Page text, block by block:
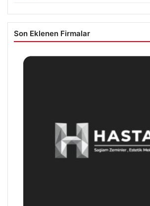
Son Eklenen Firmalar